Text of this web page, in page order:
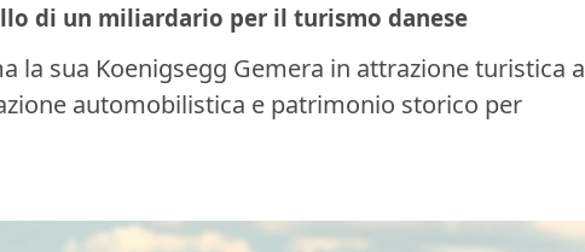
di un miliardario per il turismo danese
la sua Koenigsegg Gemera in attrazione turistica a
automobilistica e patrimonio storico per